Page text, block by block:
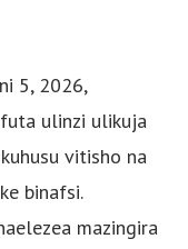
5, 2026,
ulinzi ulikuja
vitisho na
binafsi.
mazingira